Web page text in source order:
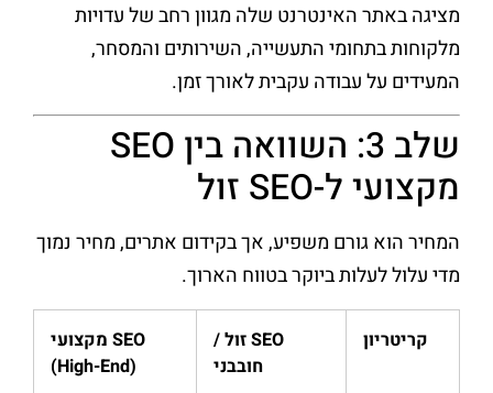
מציגה באתר האינטרנט שלה מגוון רחב של עדויות
מלקוחות בתחומי התעשייה, השירותים והמסחר,
המעידים על עבודה עקבית לאורך זמן.
שלב 3: השוואה בין SEO
מקצועי ל-SEO זול
המחיר הוא גורם משפיע, אך בקידום אתרים, מחיר נמוך
מדי עלול לעלות ביוקר בטווח הארוך.
קריטריון
SEO זול /
חובבני
SEO מקצועי
(High-End)